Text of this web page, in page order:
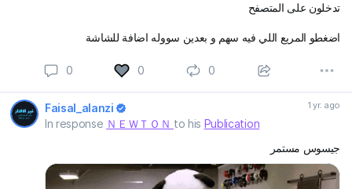
تدخلون على المتصفح
اضغطو المربع اللي فيه سهم و بعدين سووله اضافة للشاشة
0 0 0
Faisal_alanzi 1 yr. ago
In response ＮＥＷＴＯＮ to his Publication
جيسوس مستمر